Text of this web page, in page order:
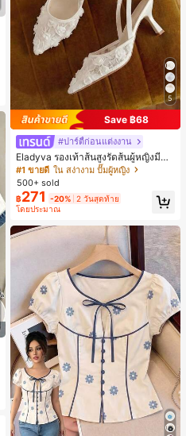
5
Save ฿68
#ปาร์ตี้ก่อนแต่งงาน
Eladyva รองเท้าส้นสูงรัดส้นผู้หญิงมีดอ
กไม้ประดับตาข่ายเสริมและสามารถสว
มได้สองแบบ ส้นสูง 7 ซม. รูปแบบโรมัน
หรูหรา ส้นเข็ม ลุคเทพนิยาย
#1 ขายดี ใน สง่างาม ปั๊มผู้หญิง
500+ sold
฿271 -20% 2 วันสุดท้าย
โดยประมาณ